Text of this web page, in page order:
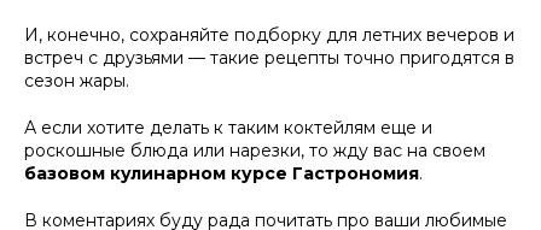
И, конечно, сохраняйте подборку для летних вечеров и
встреч с друзьями — такие рецепты точно пригодятся в
сезон жары.
А если хотите делать к таким коктейлям еще и
роскошные блюда или нарезки, то жду вас на своем
базовом кулинарном курсе Гастрономия.
В коментариях буду рада почитать про ваши любимые